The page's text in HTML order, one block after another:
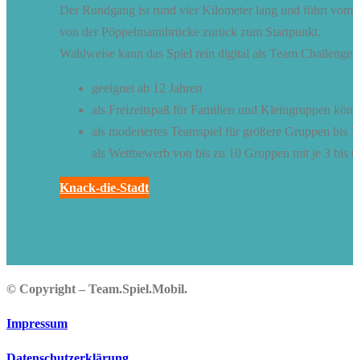
Der Rundgang ist rund vier Kilometer lang und führt
von der Pöppelmannbrücke zurück zum Startpunkt.
Wahlweise kann das Spiel rein digital als Team
geeignet ab 12 Jahren
als Freizeitspaß für Familien und Kleingruppen
als moderiertes Teamspiel für größere Gruppen bis
als Wettbewerb von bis zu 10 Gruppen mit je 3
Knack-die-Stadt
© Copyright – Team.Spiel.Mobil.
Impressum